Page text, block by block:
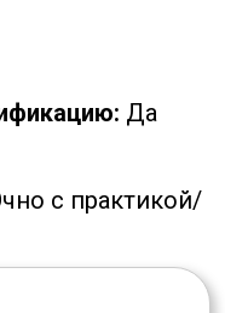
Да
с практикой/